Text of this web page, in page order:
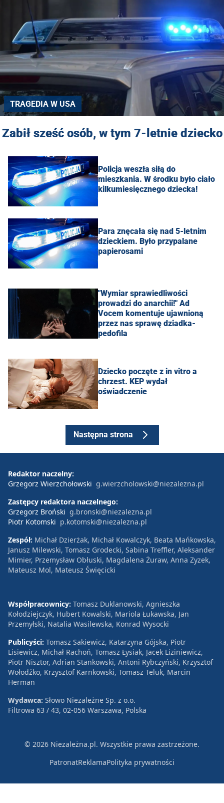
TRAGEDIA W USA
Zabił sześć osób, w tym 7-letnie dziecko
Policja weszła siłą do
mieszkania. W środku było ciało
kilkumiesięcznego dziecka!
Para znęcała się nad 5-letnim
dzieckiem. Było przypalane
papierosami
"Wymiar sprawiedliwości
prowadzi do anarchii!" Ad
Vocem komentuje ujawnioną
przez nas sprawę dziadka-
pedofila
Dziecko poczęte z in vitro a
chrzest. KEP wydał
oświadczenie
Następna strona
Redaktor naczelny:
Grzegorz Wierzchołowski g.wierzcholowski@niezalezna.pl
Zastępcy redaktora naczelnego:
Grzegorz Broński g.bronski@niezalezna.pl
Piotr Kotomski p.kotomski@niezalezna.pl
Zespół: Michał Dzierżak, Michał Kowalczyk, Beata Mańkowska,
Janusz Milewski, Tomasz Grodecki, Sabina Treffler, Aleksander
Mimier, Przemysław Obłuski, Magdalena Żuraw, Anna Zyzek,
Mateusz Mol, Mateusz Święcicki
Współpracownicy: Tomasz Duklanowski, Agnieszka
Kołodziejczyk, Hubert Kowalski, Mariola Łukawska, Jan
Przemyłski, Natalia Wasilewska, Konrad Wysocki
Publicyści: Tomasz Sakiewicz, Katarzyna Gójska, Piotr
Lisiewicz, Michał Rachoń, Tomasz Łysiak, Jacek Liziniewicz,
Piotr Nisztor, Adrian Stankowski, Antoni Rybczyński, Krzysztof
Wołodźko, Krzysztof Karnkowski, Tomasz Teluk, Marcin
Herman
Wydawca: Słowo Niezależne Sp. z o.o.
Filtrowa 63 / 43, 02-056 Warszawa, Polska
© 2026 Niezależna.pl. Wszystkie prawa zastrzeżone.
PatronatReklamaPolityka prywatności